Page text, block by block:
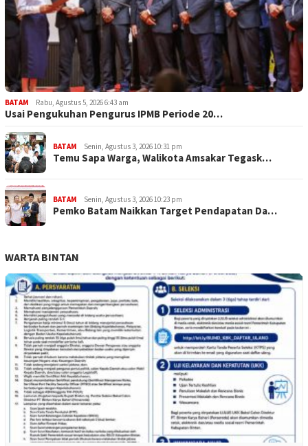
BATAM Rabu, Agustus 5, 2026 6:43 am
Usai Pengukuhan Pengurus IPMB Periode 20…
BATAM Senin, Agustus 3, 2026 10:31 pm
Temu Sapa Warga, Walikota Amsakar Tegask…
BATAM Senin, Agustus 3, 2026 10:23 pm
Pemko Batam Naikkan Target Pendapatan Da…
WARTA BINTAN